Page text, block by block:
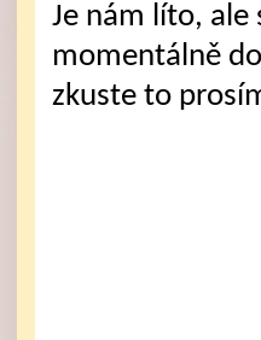
Je nám líto, ale
momentálně
zkuste to